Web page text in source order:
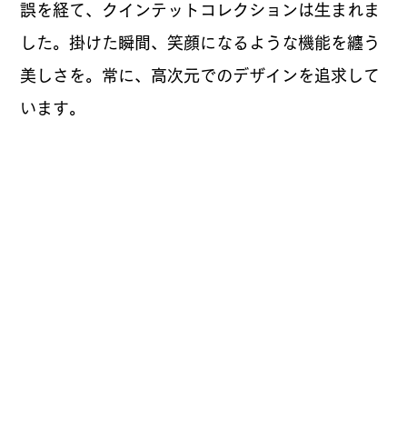
誤を経て、クインテットコレクションは生まれま
した。掛けた瞬間、笑顔になるような機能を纏う
美しさを。常に、高次元でのデザインを追求して
います。